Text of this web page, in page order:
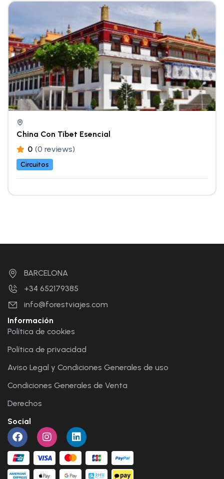
China Con Tíbet Esencial
0 (0 reviews)
Circuitos
BARCELONA
+34 652179385
info@forestviajes.com
Información
Política de cookies
Política de privacidad
Aviso Legal y Condiciones Generales de uso
Condiciones Generales de Venta
Derechos
Social